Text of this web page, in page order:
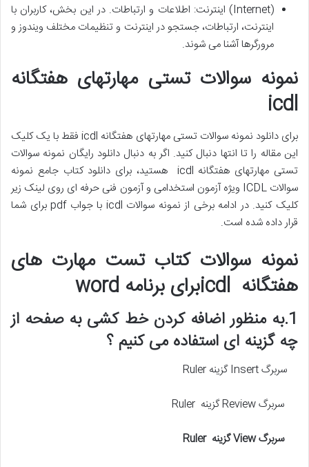
(Internet) اینترنت: اطلاعات و ارتباطات. در این بخش، کاربران با
اینترنت، ارتباطات، جستجو در اینترنت و تنظیمات مختلف ویندوز و
مرورگرها آشنا می شوند.
نمونه سوالات تستی مهارتهای هفتگانه
icdl
برای دانلود نمونه سوالات تستی مهارتهای هفتگانه icdl فقط با یک کلیک
این مقاله را تا انتها دنبال کنید. اگر به دنبال دانلود رایگان نمونه سوالات
تستی مهارتهای هفتگانه icdl هستید، برای دانلود کتاب جامع نمونه
سوالات ICDL ویژه آزمون استخدامی و آزمون فنی حرفه ای روی لینک زیر
کلیک کنید. در ادامه برخی از نمونه سوالات icdl با جواب pdf برای شما
قرار داده شده است.
نمونه سوالات کتاب تست مهارت های
هفتگانه icdlبرای برنامه word
1.به منظور اضافه کردن خط کشی به صفحه از
چه گزینه ای استفاده می کنیم ؟
سربرگ Insert گزینه Ruler
سربرگ Review گزینه Ruler
سربرگViewگزینهRuler